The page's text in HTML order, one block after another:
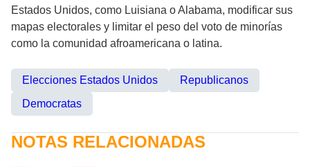
Estados Unidos, como Luisiana o Alabama, modificar sus
mapas electorales y limitar el peso del voto de minorías
como la comunidad afroamericana o latina.
Elecciones Estados Unidos
Republicanos
Democratas
NOTAS RELACIONADAS